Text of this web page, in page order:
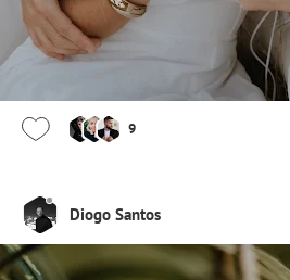
9
Diogo Santos